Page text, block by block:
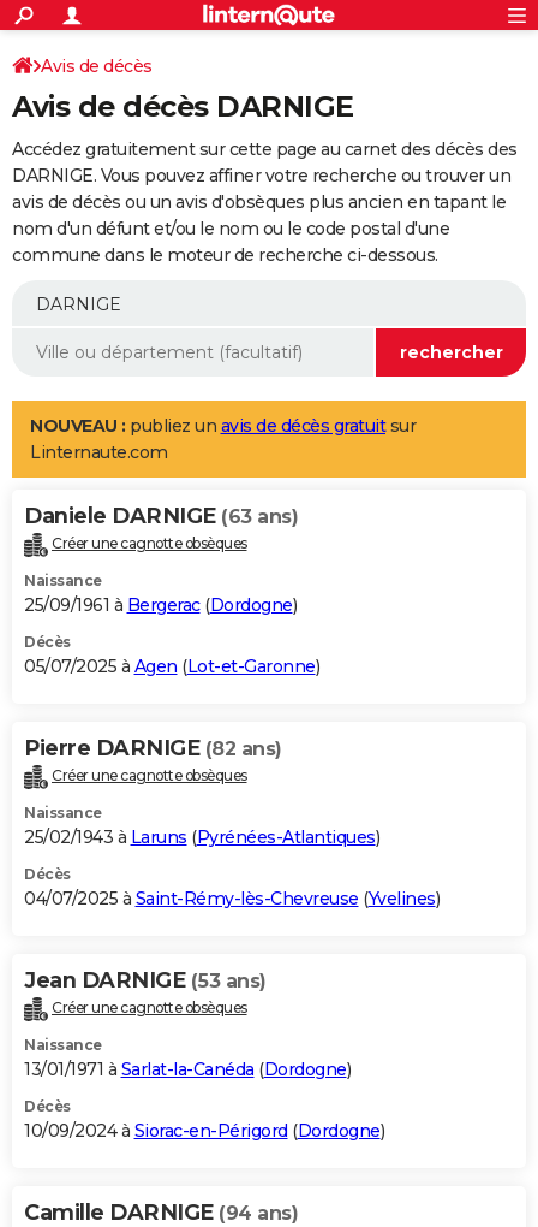
ACTUALITÉS
Politique
Société
Faits Divers
Education
Monde
Villes
+
SPORT
Coupe du monde 2026
Football
Tennis
Cyclisme
Rugby
Forum
Programme TV
TNT
Streaming
Cinéma
Sorties cinéma
Musique
+
FINANCE
Retraite
Epargne
Immobilier
Risques naturels par ville
Banque
Assurance
AUTO
Essais
Réserver un essai
Citadines
Berlines
SUV
Forum auto
+
Mobiles
Meilleur smartphone
Internet
Ordinateurs
Jeux vidéo
Guide high-tech
Aménagement intérieur
LIFESTYLE
Art de vivre
Bien-être
Loisirs
Mode
Modes de vie
Alimentation
Guide de la santé
Maladies
Médicaments
Sommeil
VOYAGE
Destinations
City break
Voyage nature
Voyage de noces
Forum
Climat
+PHOTO
GUIDES D'ACHAT
BONS PLANS
Carte de Noël
Carte Bonne année
Carte Saint-Valentin
Carte Pâques
Carte d'anniversaire
DICTIONNAIRE
Dictionnaire
Biographies
Citations
Expressions
Proverbes
PROGRAMME TV
S'inscrire
Se connecter
Lycées
Collèges
Primaires
Universités
Entreprises
Service militaire
Avis de recherche
AVIS DE DÉCÈS
Bricolage
Lifestyle
Culture
Sport
Auto
Television
Voyage
Cinema
Avis de décès
Avis de décès DARNIGE
Accédez gratuitement sur cette page au carnet des décès des
DARNIGE. Vous pouvez affiner votre recherche ou trouver un
avis de décès ou un avis d'obsèques plus ancien en tapant le
nom d'un défunt et/ou le nom ou le code postal d'une
commune dans le moteur de recherche ci-dessous.
NOUVEAU : publiez un avis de décès gratuitsur
Linternaute.com
Daniele DARNIGE (63 ans)
Créer une cagnotte obsèques
Naissance
25/09/1961 à Bergerac(Dordogne)
Décès
05/07/2025 à Agen (Lot-et-Garonne)
Pierre DARNIGE (82 ans)
Créer une cagnotte obsèques
Naissance
25/02/1943 à Laruns (Pyrénées-Atlantiques)
Décès
04/07/2025 à Saint-Rémy-lès-Chevreuse (Yvelines)
Jean DARNIGE (53 ans)
Créer une cagnotte obsèques
Naissance
13/01/1971 à Sarlat-la-Canéda (Dordogne)
Décès
10/09/2024 à Siorac-en-Périgord (Dordogne)
Camille DARNIGE (94 ans)